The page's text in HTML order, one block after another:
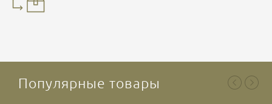
подготовки счета.
Популярные товары